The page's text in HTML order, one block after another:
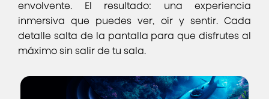
envolvente. El resultado: una experiencia
inmersiva que puedes ver, oír y sentir. Cada
detalle salta de la pantalla para que disfrutes al
máximo sin salir de tu sala.